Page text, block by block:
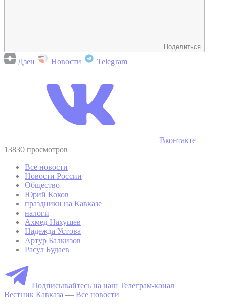
Поделиться
Дзен Новости Telegram
Вконтакте
13830 просмотров
Все новости
Новости России
Общество
Юрий Коков
праздники на Кавказе
налоги
Ахмед Нахушев
Надежда Устова
Артур Балкизов
Расул Будаев
Подписывайтесь на наш Телеграм-канал
Вестник Кавказа — Все новости